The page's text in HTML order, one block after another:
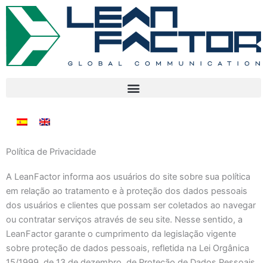
Política de Privacidade
A LeanFactor informa aos usuários do site sobre sua política
em relação ao tratamento e à proteção dos dados pessoais
dos usuários e clientes que possam ser coletados ao navegar
ou contratar serviços através de seu site. Nesse sentido, a
LeanFactor garante o cumprimento da legislação vigente
sobre proteção de dados pessoais, refletida na Lei Orgânica